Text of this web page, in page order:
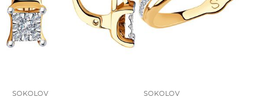
SOKOLOV SOKOLOV